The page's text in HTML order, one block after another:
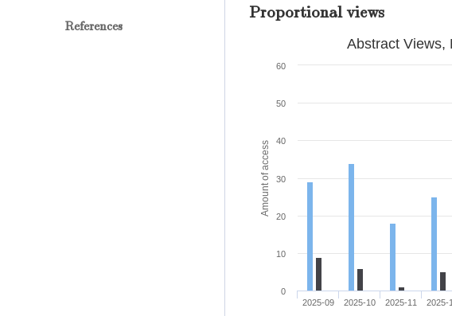
References
Proportional views
Amount of access
Abstract Views,
2025-09 2025-10 2025-11 2025-
0
10
20
30
40
50
60